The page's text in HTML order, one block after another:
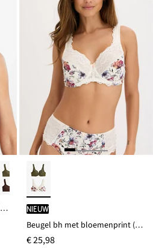
Bh zonder beugels met biologisch katoen (set van 2) Nieuw
Beugel bh met bloemenprint (set van 2)
€ 25,98